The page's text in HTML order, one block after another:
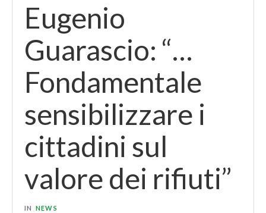
Eugenio
Guarascio: “…
Fondamentale
sensibilizzare i
cittadini sul
valore dei rifiuti”
IN NEWS